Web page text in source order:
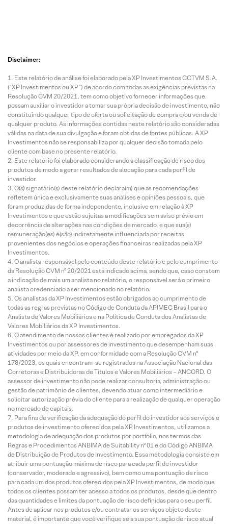
Disclaimer:
Este relatório de análise foi elaborado pela XP Investimentos CCTVM S.A.
(“XP Investimentos ou XP”) de acordo com todas as exigências previstas na
Resolução CVM 20/2021, tem como objetivo fornecer informações que
possam auxiliar o investidor a tomar sua própria decisão de investimento, não
constituindo qualquer tipo de oferta ou solicitação de compra e/ou venda de
qualquer produto. As informações contidas neste relatório são consideradas
válidas na data de sua divulgação e foram obtidas de fontes públicas. A XP
Investimentos não se responsabiliza por qualquer decisão tomada pelo
cliente com base no presente relatório.
Este relatório foi elaborado considerando a classificação de risco dos
produtos de modo a gerar resultados de alocação para cada perfil de
investidor.
O(s) signatário(s) deste relatório declara(m) que as recomendações
refletem única e exclusivamente suas análises e opiniões pessoais, que
foram produzidas de forma independente, inclusive em relação à XP
Investimentos e que estão sujeitas a modificações sem aviso prévio em
decorrência de alterações nas condições de mercado, e que sua(s)
remuneração(es) é(são) indiretamente influenciada por receitas
provenientes dos negócios e operações financeiras realizadas pela XP
Investimentos.
O analista responsável pelo conteúdo deste relatório e pelo cumprimento
da Resolução CVM nº 20/2021 está indicado acima, sendo que, caso constem
a indicação de mais um analista no relatório, o responsável será o primeiro
analista credenciado a ser mencionado no relatório.
Os analistas da XP Investimentos estão obrigados ao cumprimento de
todas as regras previstas no Código de Conduta da APIMEC Brasil para o
Analista de Valores Mobiliários e na Política de Conduta dos Analistas de
Valores Mobiliários da XP Investimentos.
O atendimento de nossos clientes é realizado por empregados da XP
Investimentos ou por assessores de investimento que desempenham suas
atividades por meio da XP, em conformidade com a Resolução CVM nº
178/2023, os quais encontram-se registrados na Associação Nacional das
Corretoras e Distribuidoras de Títulos e Valores Mobiliários – ANCORD. O
assessor de investimento não pode realizar consultoria, administração ou
gestão de patrimônio de clientes, devendo atuar como intermediário e
solicitar autorização prévia do cliente para a realização de qualquer operação
no mercado de capitais.
Para fins de verificação da adequação do perfil do investidor aos serviços e
produtos de investimento oferecidos pela XP Investimentos, utilizamos a
metodologia de adequação dos produtos por portfólio, nos termos das
Regras e Procedimentos ANBIMA de Suitability nº 01 e do Código ANBIMA
de Distribuição de Produtos de Investimento. Essa metodologia consiste em
atribuir uma pontuação máxima de risco para cada perfil de investidor
(conservador, moderado e agressivo), bem como uma pontuação de risco
para cada um dos produtos oferecidos pela XP Investimentos, de modo que
todos os clientes possam ter acesso a todos os produtos, desde que dentro
das quantidades e limites da pontuação de risco definidas para o seu perfil.
Antes de aplicar nos produtos e/ou contratar os serviços objeto deste
material, é importante que você verifique se a sua pontuação de risco atual